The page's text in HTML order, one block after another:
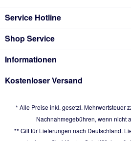
Service Hotline
Shop Service
Informationen
Kostenloser Versand
* Alle Preise inkl. gesetzl. Mehrwertsteuer
Nachnahmegebühren, wenn nicht
** Gilt für Lieferungen nach Deutschland.